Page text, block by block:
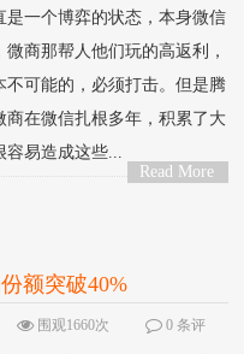
一个博弈的状态，本身微信
商那帮人他们玩的高返利，
可能的，必须打击。但是腾
在微信扎根多年，积累了大
容易造成这些...
Read More
额突破40%
围观1660次
0 条评